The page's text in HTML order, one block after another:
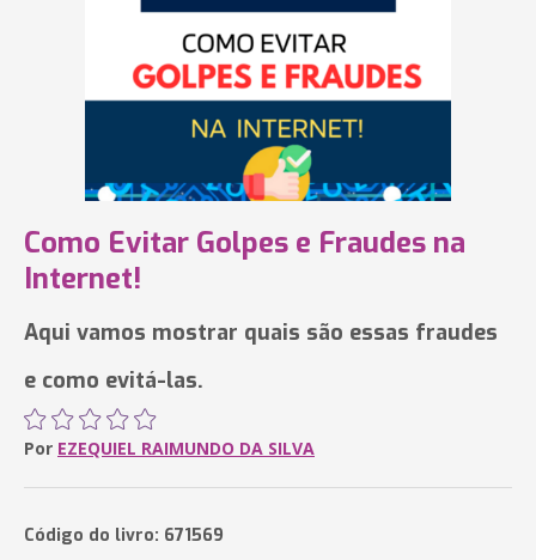
Como Evitar Golpes e Fraudes na
Internet!
Aqui vamos mostrar quais são essas fraudes
e como evitá-las.
Por EZEQUIEL RAIMUNDO DA SILVA
Código do livro: 671569